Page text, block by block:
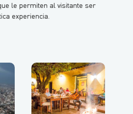
le permiten al visitante ser
experiencia.